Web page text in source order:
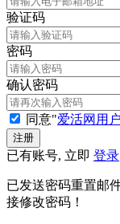
验证码
密码
确认密码
同意"爱活网用
已有账号, 立即 登录
已发送密码重置邮
接修改密码！